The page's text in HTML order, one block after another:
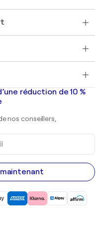
réduction de 10 %
nos conseillers,